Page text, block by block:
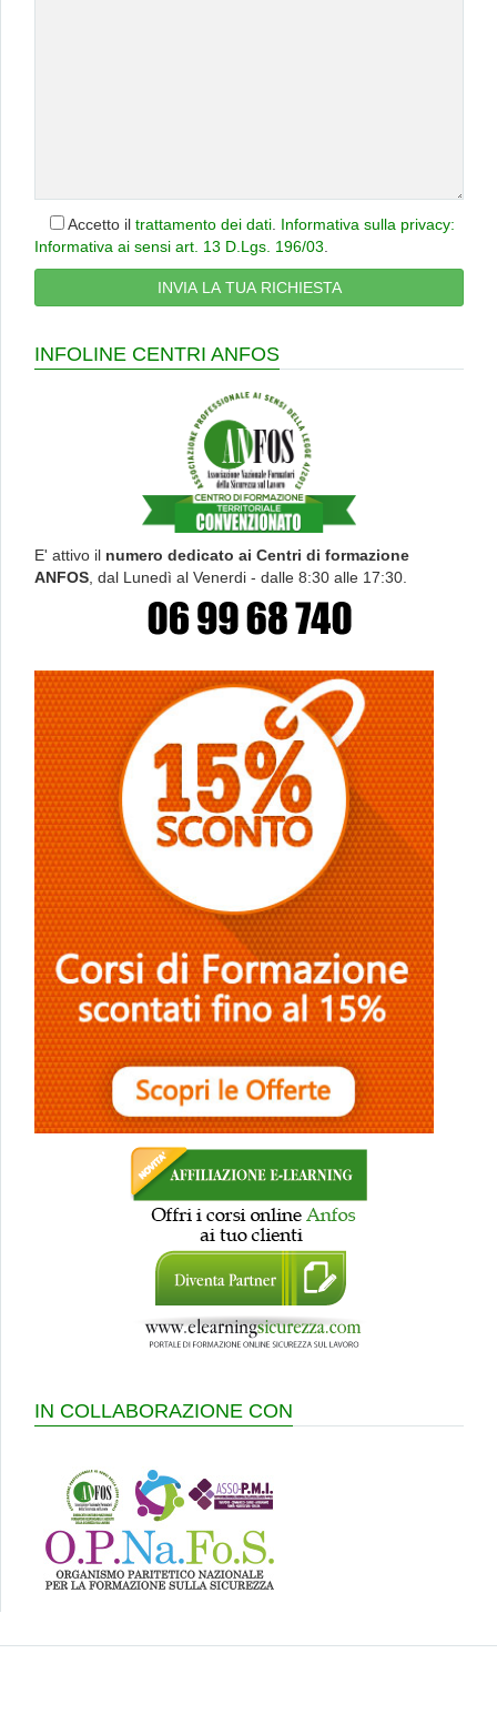
Accetto il trattamento dei dati. Informativa sulla privacy:
Informativa ai sensi art. 13 D.Lgs. 196/03.
INFOLINE CENTRI ANFOS
E' attivo il numero dedicato ai Centri di formazione
ANFOS , dal Lunedì al Venerdi - dalle 8:30 alle 17:30.
IN COLLABORAZIONE CON